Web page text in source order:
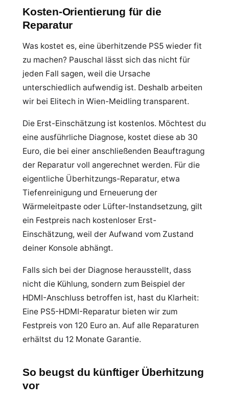
Kosten-Orientierung für die
Reparatur
Was kostet es, eine überhitzende PS5 wieder fit
zu machen? Pauschal lässt sich das nicht für
jeden Fall sagen, weil die Ursache
unterschiedlich aufwendig ist. Deshalb arbeiten
wir bei Elitech in Wien-Meidling transparent.
Die Erst-Einschätzung ist kostenlos. Möchtest du
eine ausführliche Diagnose, kostet diese ab 30
Euro, die bei einer anschließenden Beauftragung
der Reparatur voll angerechnet werden. Für die
eigentliche Überhitzungs-Reparatur, etwa
Tiefenreinigung und Erneuerung der
Wärmeleitpaste oder Lüfter-Instandsetzung, gilt
ein Festpreis nach kostenloser Erst-
Einschätzung, weil der Aufwand vom Zustand
deiner Konsole abhängt.
Falls sich bei der Diagnose herausstellt, dass
nicht die Kühlung, sondern zum Beispiel der
HDMI-Anschluss betroffen ist, hast du Klarheit:
Eine PS5-HDMI-Reparatur bieten wir zum
Festpreis von 120 Euro an. Auf alle Reparaturen
erhältst du 12 Monate Garantie.
So beugst du künftiger Überhitzung
vor